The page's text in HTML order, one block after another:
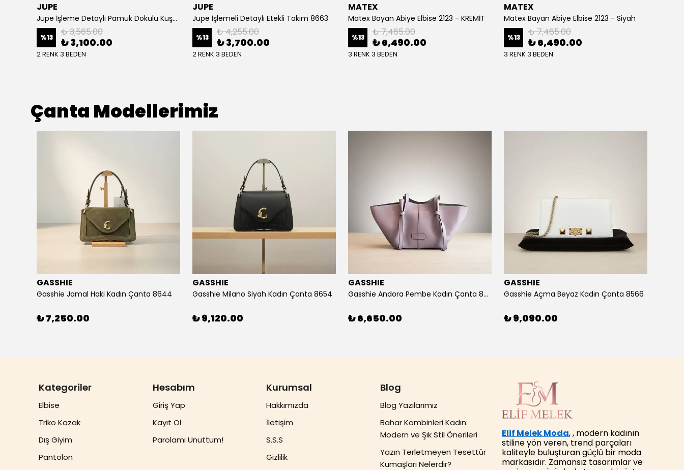
JUPE
Jupe İşleme Detaylı Pamuk Dokulu Kuşaklı Kap 9305
%13 ₺ 3,565.00
₺ 3,100.00
2 RENK 3 BEDEN
JUPE
Jupe İşlemeli Detaylı Etekli Takım 8663
%13 ₺ 4,255.00
₺ 3,700.00
2 RENK 3 BEDEN
MATEX
Matex Bayan Abiye Elbise 2123 - KREMİT
%13 ₺ 7,465.00
₺ 6,490.00
3 RENK 3 BEDEN
MATEX
Matex Bayan Abiye Elbise 2123 - Siyah
%13 ₺ 7,465.00
₺ 6,490.00
3 RENK 3 BEDEN
Çanta Modellerimiz
GASSHIE
Gasshie Jamal Haki Kadın Çanta 8644
₺ 7,250.00
GASSHIE
Gasshie Milano Siyah Kadın Çanta 8654
₺ 9,120.00
GASSHIE
Gasshie Andora Pembe Kadın Çanta 8685
₺ 6,650.00
GASSHIE
Gasshie Açma Beyaz Kadın Çanta 8566
₺ 9,090.00
Kategoriler
Elbise
Triko Kazak
Dış Giyim
Pantolon
Hesabım
Giriş Yap
Kayıt Ol
Parolamı Unuttum!
Kurumsal
Hakkımızda
İletişim
S.S.S
Gizlilik
Blog
Blog Yazılarımız
Bahar Kombinleri Kadın:
Modern ve Şık Stil Önerileri
Yazın Terletmeyen Tesettür
Kumaşları Nelerdir?
Elif Melek Moda, , modern kadının
stiline yön veren, trend parçaları
kaliteyle buluşturan güçlü bir moda
markasıdır. Zamansız tasarımlar ve